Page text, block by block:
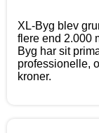
XL-Byg blev
flere end 2.000
Byg har sit
professionelle,
kroner.